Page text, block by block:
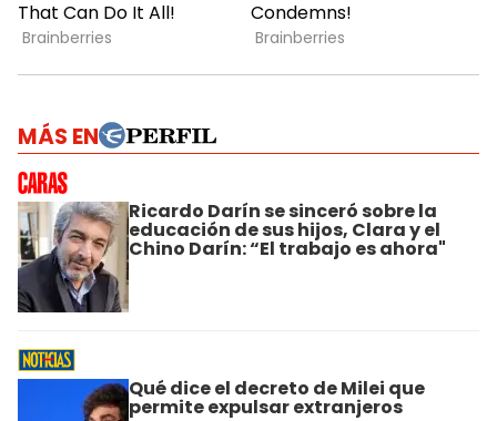
MÁS EN
Ricardo Darín se sinceró sobre la
educación de sus hijos, Clara y el
Chino Darín: “El trabajo es ahora"
Qué dice el decreto de Milei que
permite expulsar extranjeros